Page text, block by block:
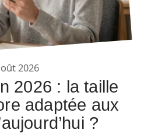
2026
2026 : la taille
adaptée aux
?